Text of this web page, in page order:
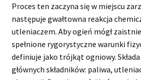
Proces ten zaczyna się w miejscu
następuje gwałtowna reakcja
utleniaczem. Aby ogień mógł
spełnione rygorystyczne warunki
definiuje jako trójkąt ogniowy.
głównych składników: paliwa,